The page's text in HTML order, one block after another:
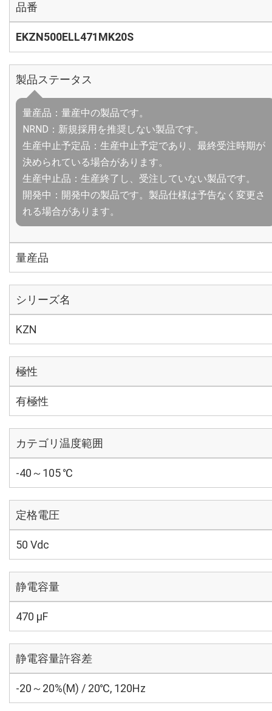
品番
EKZN500ELL471MK20S
製品ステータス
量産品：量産中の製品です。
NRND：新規採用を推奨しない製品です。
生産中止予定品：生産中止予定であり、最終受注時期が
決められている場合があります。
生産中止品：生産終了し、受注していない製品です。
開発中：開発中の製品です。製品仕様は予告なく変更さ
れる場合があります。
量産品
シリーズ名
KZN
極性
有極性
カテゴリ温度範囲
-40～105 ℃
定格電圧
50 Vdc
静電容量
470 µF
静電容量許容差
-20～20%(M) / 20℃, 120Hz